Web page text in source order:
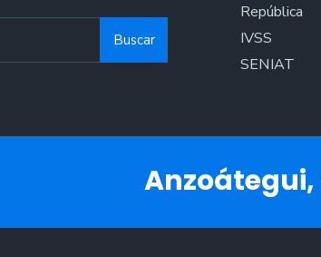
Buscar
República
IVSS
SENIAT